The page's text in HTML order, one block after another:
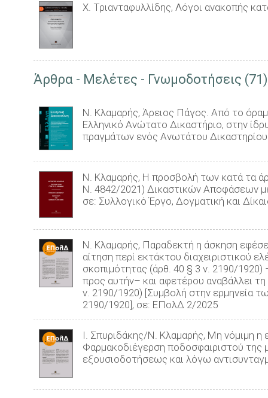
Χ. Τριανταφυλλίδης, Λόγοι ανακοπής
Άρθρα - Μελέτες - Γνωμοδοτήσεις (71)
Ν. Κλαμαρής, Άρειος Πάγος. Από το
Ελληνικό Ανώτατο Δικαστήριο, στην
πραγμάτων ενός Ανωτάτου
Ν. Κλαμαρής, Η προσβολή των κατά τα
Ν. 4842/2021) Δικαστικών Αποφάσεων
σε: Συλλογικό Έργο, Δογματική και
Ν. Κλαμαρής, Παραδεκτή η άσκηση
αίτηση περί εκτάκτου διαχειριστικού
σκοπιμότητας (άρθ. 40 § 3 ν. 2190/
προς αυτήν– και αφετέρου αναβάλλει
ν. 2190/1920) [Συμβολή στην ερμηνεία
2190/1920], σε: ΕΠολΔ 2/2025
Ι. Σπυριδάκης/Ν. Κλαμαρής, Μη νόμιμη
Φαρμακοδιέγερση ποδοσφαιριστού
εξουσιοδοτήσεως και λόγω